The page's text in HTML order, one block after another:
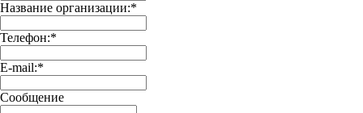
Название организации:*
Телефон:*
E-mail:*
Сообщение